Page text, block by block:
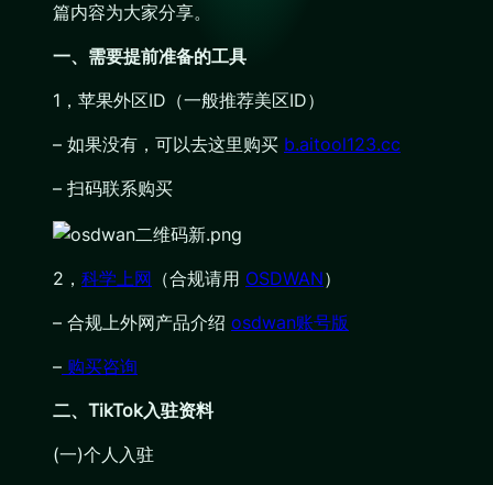
篇内容为大家分享。
一、需要提前准备的工具
1，苹果外区ID（一般推荐美区ID）
– 如果没有，可以去这里购买 b.aitool123.cc
– 扫码联系购买
2， 科学上网 （合规请用 OSDWAN）
– 合规上外网产品介绍 osdwan账号版
– 购买咨询
二、TikTok入驻资料
(一)个人入驻